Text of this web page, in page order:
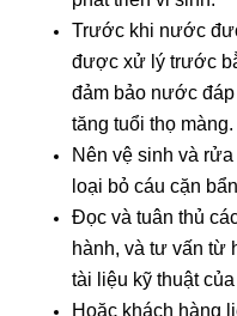
Trước khi nước
được xử lý trước
đảm bảo nước
tăng tuổi thọ màng.
Nên vệ sinh và
loại bỏ cáu cặn
Đọc và tuân thủ
hành, và tư vấn từ
tài liệu kỹ thuật
Hoặc khách hàng